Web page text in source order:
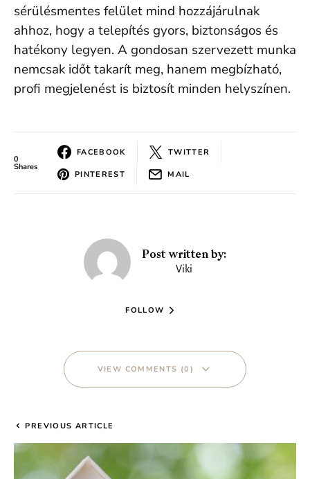
sérülésmentes felület mind hozzájárulnak
ahhoz, hogy a telepítés gyors, biztonságos és
hatékony legyen. A gondosan szervezett munka
nemcsak időt takarít meg, hanem megbízható,
profi megjelenést is biztosít minden helyszínen.
0
Shares
FACEBOOK TWITTER
PINTEREST MAIL
Post written by:
Viki
FOLLOW
VIEW COMMENTS (0)
PREVIOUS ARTICLE